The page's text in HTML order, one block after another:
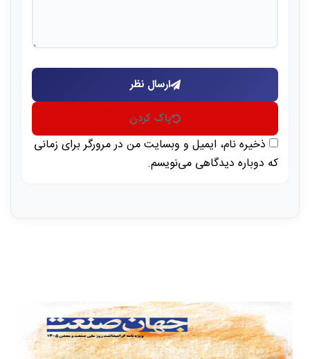
ارسال نظر
پاک کردن
ذخیره نام، ایمیل و وبسایت من در مرورگر برای زمانی
که دوباره دیدگاهی می‌نویسم.